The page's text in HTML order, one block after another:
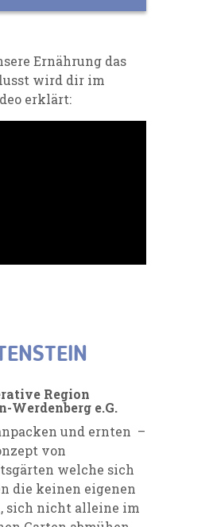
Ernährung das
wird dir im
erklärt:
Region
Werdenberg e.G.
und ernten –
von
welche sich
die keinen eigenen
sich nicht alleine im